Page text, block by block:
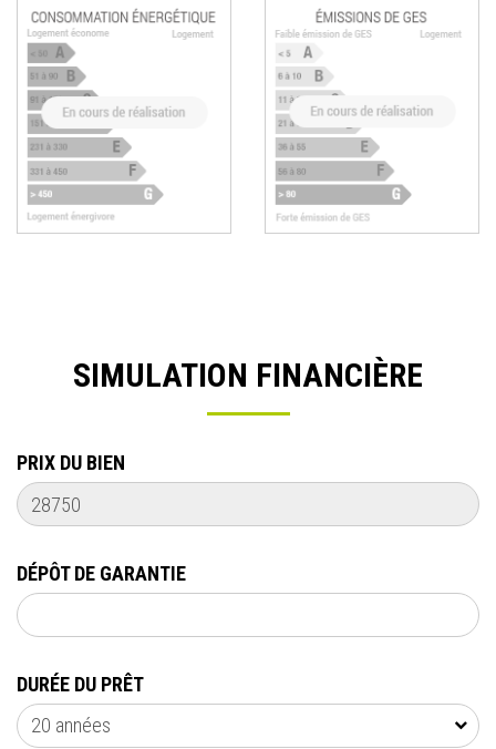
SIMULATION FINANCIÈRE
PRIX DU BIEN
DÉPÔT DE GARANTIE
DURÉE DU PRÊT
20 années